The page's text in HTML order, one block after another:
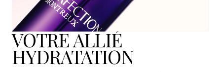
excellence.
Cette
cure
revitalisante
concentrée
est
idéale
VOTRE ALLIÉ
HYDRATATION